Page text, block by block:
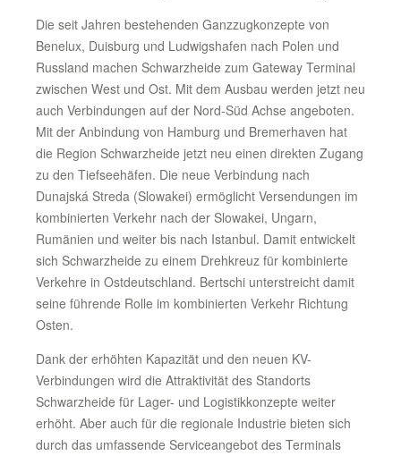
Die seit Jahren bestehenden Ganzzugkonzepte von
Benelux, Duisburg und Ludwigshafen nach Polen und
Russland machen Schwarzheide zum Gateway Terminal
zwischen West und Ost. Mit dem Ausbau werden jetzt neu
auch Verbindungen auf der Nord-Süd Achse angeboten.
Mit der Anbindung von Hamburg und Bremerhaven hat
die Region Schwarzheide jetzt neu einen direkten Zugang
zu den Tiefseehäfen. Die neue Verbindung nach
Dunajská Streda (Slowakei) ermöglicht Versendungen im
kombinierten Verkehr nach der Slowakei, Ungarn,
Rumänien und weiter bis nach Istanbul. Damit entwickelt
sich Schwarzheide zu einem Drehkreuz für kombinierte
Verkehre in Ostdeutschland. Bertschi unterstreicht damit
seine führende Rolle im kombinierten Verkehr Richtung
Osten.
Dank der erhöhten Kapazität und den neuen KV-
Verbindungen wird die Attraktivität des Standorts
Schwarzheide für Lager- und Logistikkonzepte weiter
erhöht. Aber auch für die regionale Industrie bieten sich
durch das umfassende Serviceangebot des Terminals